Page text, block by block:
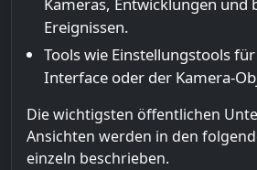
Ereignissen.
Tools wie Einstellungstools
Interface oder der Kamera-
Die wichtigsten öffentlichen
Ansichten werden in den
einzeln beschrieben.